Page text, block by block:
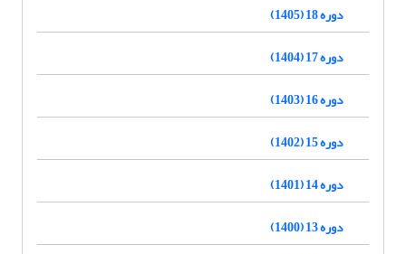
دوره 18 (1405)
دوره 17 (1404)
دوره 16 (1403)
دوره 15 (1402)
دوره 14 (1401)
دوره 13 (1400)